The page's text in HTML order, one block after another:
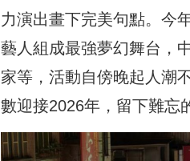
力演出畫下完美句點。今
藝人組成最強夢幻舞台，
家等，活動自傍晚起人潮
數迎接2026年，留下難忘